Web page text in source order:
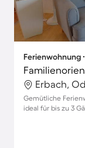
Ferienwohnung
Erbach,
Gemütliche
ideal für bis zu 3